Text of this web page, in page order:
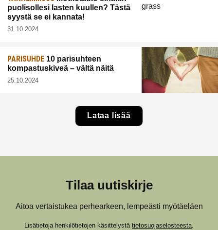
puolisollesi lasten kuullen? Tästä
syystä se ei kannata!
31.10.2024
PARISUHDE 10 parisuhteen
kompastuskiveä – vältä näitä
25.10.2024
Lataa lisää
Tilaa uutiskirje
Aitoa vertaistukea perhearkeen, lempeästi myötäeläen
Lisätietoja henkilötietojen käsittelystä tietosuojaselosteesta.